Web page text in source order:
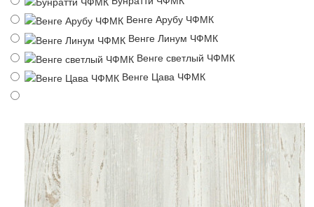
Венге Арубу ЧФМК
Венге Линум ЧФМК
Венге светлый ЧФМК
Венге Цава ЧФМК